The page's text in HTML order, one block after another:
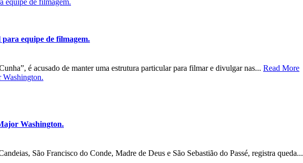
equipe de filmagem.
é acusado de manter uma estrutura particular para filmar e divulgar nas... Read More
Washington.
Washington.
São Francisco do Conde, Madre de Deus e São Sebastião do Passé, registra queda...